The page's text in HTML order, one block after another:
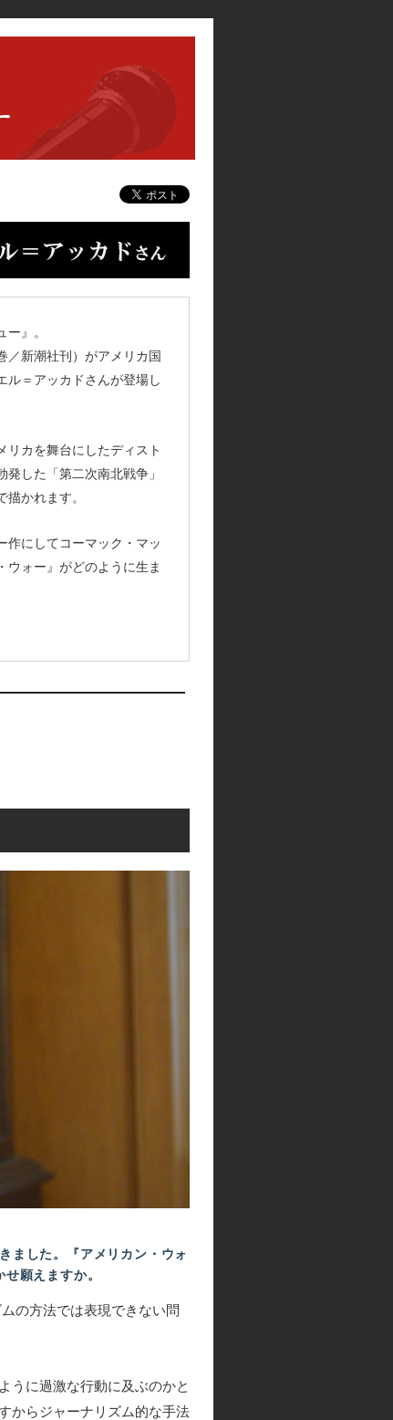
』。
／新潮社刊）がアメリカ国
ル＝アッカドさんが登場し
リカを舞台にしたディスト
した「第二次南北戦争」
かれます。
にしてコーマック・マッ
ウォー』がどのように生ま
ました。『アメリカン・ウォ
願えますか。
の方法では表現できない問
うに過激な行動に及ぶのかと
からジャーナリズム的な手法